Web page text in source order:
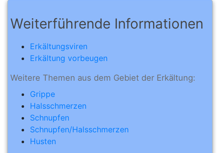
Weiterführende Informationen
Erkältungsviren
Erkältung vorbeugen
Weitere Themen aus dem Gebiet der Erkältung:
Grippe
Halsschmerzen
Schnupfen
Schnupfen/Halsschmerzen
Husten